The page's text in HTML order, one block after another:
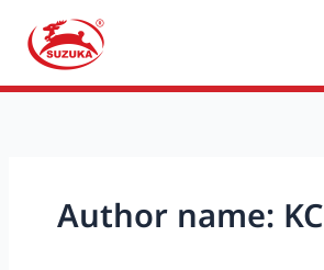
content
Author name: KC